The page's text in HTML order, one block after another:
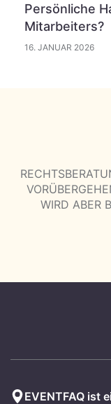
Persönliche
Mitarbeiters?
16. JANUAR 2026
WIRD ABER
EVENTFAQ ist